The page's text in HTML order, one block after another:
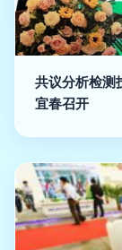
共议分析检测
宜春召开